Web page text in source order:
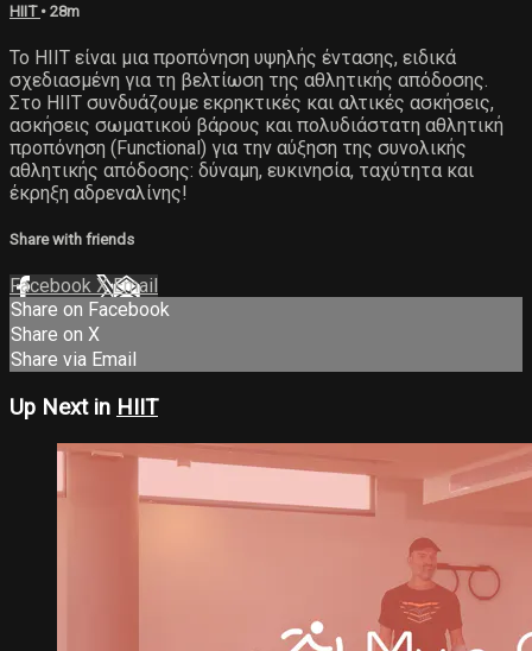
HIIT • 28m
Το ΗΙΙΤ είναι μια προπόνηση υψηλής έντασης, ειδικά
σχεδιασμένη για τη βελτίωση της αθλητικής απόδοσης.
Στο ΗΙΙΤ συνδυάζουμε εκρηκτικές και αλτικές ασκήσεις,
ασκήσεις σωματικού βάρους και πολυδιάστατη αθλητική
προπόνηση (Functional) για την αύξηση της συνολικής
αθλητικής απόδοσης: δύναμη, ευκινησία, ταχύτητα και
έκρηξη αδρεναλίνης!
Share with friends
Facebook XEmail
Share on Facebook
Share on X
Share via Email
Up Next in HIIT